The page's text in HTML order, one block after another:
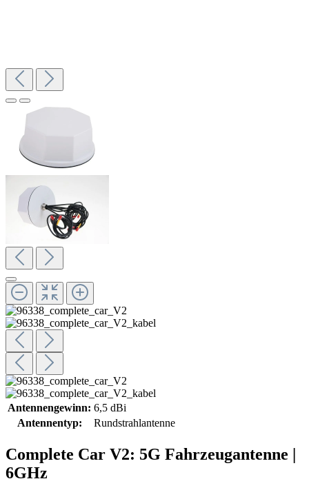
Antennengewinn: 6,5 dBi
Antennentyp:
Rundstrahlantenne
Complete Car V2: 5G Fahrzeugantenne |
6GHz